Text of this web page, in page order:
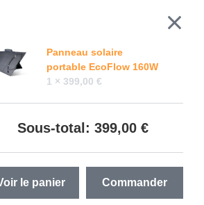
Panneau solaire
portable EcoFlow 160W
1 × 399,00 €
Sous-total: 399,00 €
le panier Commander